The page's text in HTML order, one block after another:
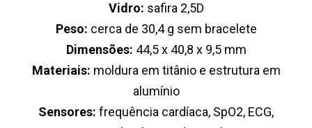
Vidro: safira 2,5D
Peso: cerca de 30,4 g sem bracelete
Dimensões: 44,5 x 40,8 x 9,5 mm
Materiais: moldura em titânio e estrutura em
alumínio
Sensores: frequência cardíaca, SpO2, ECG,